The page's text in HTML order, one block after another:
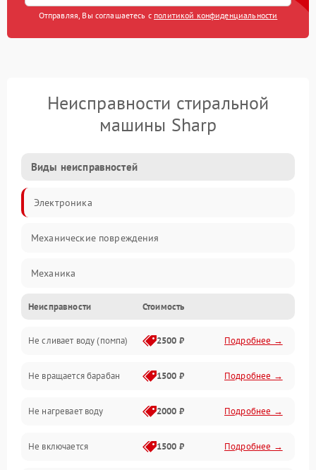
Отправляя, Вы соглашаетесь с политикой конфиденциальности
Неисправности стиральной
машины Sharp
Виды неисправностей
Электроника
Механические повреждения
Механика
Электропитание
Водоснабжение
Слив
Программное обеспечение
Неисправности Стоимость
Не сливает воду (помпа) 2500 ₽ Подробнее →
Не вращается барабан 1500 ₽ Подробнее →
Не нагревает воду 2000 ₽ Подробнее →
Не включается 1500 ₽ Подробнее →